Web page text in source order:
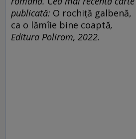
publicată: O rochiță galbenă,
ca o lămîie bine coaptă,
Editura Polirom, 2022.